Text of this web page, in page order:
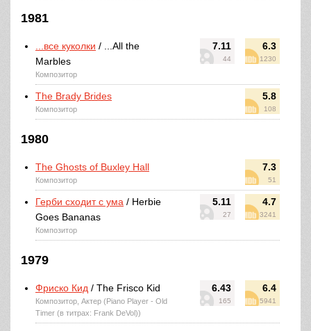
1981
7.11
44
6.3
1230
...все куколки / ...All the
Marbles
Композитор
5.8
108
The Brady Brides
Композитор
1980
7.3
51
The Ghosts of Buxley Hall
Композитор
5.11
27
4.7
3241
Герби сходит с ума / Herbie
Goes Bananas
Композитор
1979
6.43
165
6.4
5941
Фриско Кид / The Frisco Kid
Композитор, Актер (Piano Player - Old
Timer (в титрах: Frank DeVol))